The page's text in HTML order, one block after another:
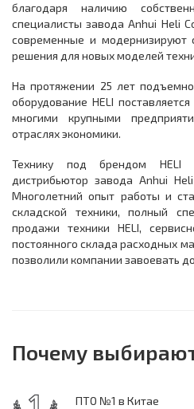
благодаря наличию
специалисты завода Anhui Heli
современные и модернизируют
решения для новых моделей
На протяжении 25 лет
оборудование HELI
многими крупными
отраслях экономики.
Технику под брендом HELI
дистрибьютор завода Anhui
Многолетний опыт работы и
складской техники, полный
продажи техники HELI,
постоянного склада расходных
позволили компании завоевать
Почему
ПТО №1 в Китае